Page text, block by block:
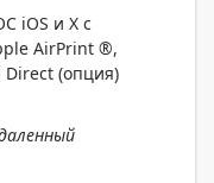
iOS и X с
AirPrint ®,
(опция)